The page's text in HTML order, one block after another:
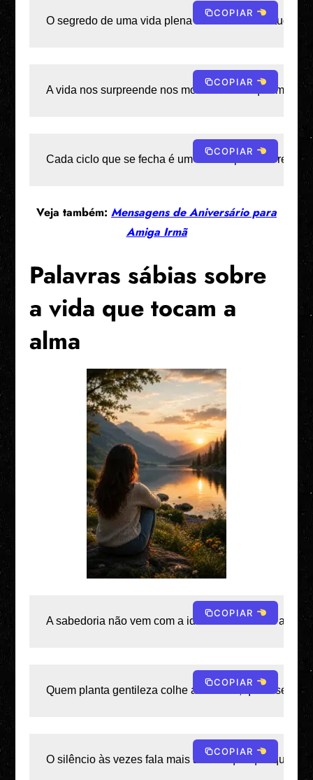
O segredo de uma vida plena não está em ter tudo,
COPIAR
A vida nos surpreende nos momentos em que
COPIAR
Cada ciclo que se fecha é um convite para um
COPIAR
Veja também: Mensagens de Aniversário para
Amiga Irmã
Palavras sábias sobre
a vida que tocam a
alma
A sabedoria não vem com a idade — vem com a
COPIAR
Quem planta gentileza colhe amizades; quem
COPIAR
O silêncio às vezes fala mais alto do que qualquer
COPIAR